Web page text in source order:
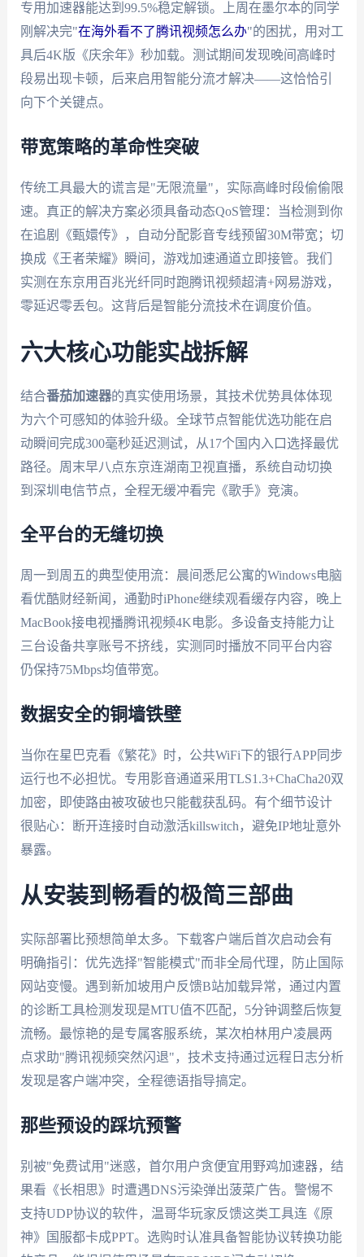
专用加速器能达到99.5%稳定解锁。上周在墨尔本的同学
刚解决完"在海外看不了腾讯视频怎么办"的困扰，用对工
具后4K版《庆余年》秒加载。测试期间发现晚间高峰时
段易出现卡顿，后来启用智能分流才解决——这恰恰引
向下个关键点。
带宽策略的革命性突破
传统工具最大的谎言是"无限流量"，实际高峰时段偷偷限
速。真正的解决方案必须具备动态QoS管理：当检测到你
在追剧《甄嬛传》，自动分配影音专线预留30M带宽；切
换成《王者荣耀》瞬间，游戏加速通道立即接管。我们
实测在东京用百兆光纤同时跑腾讯视频超清+网易游戏，
零延迟零丢包。这背后是智能分流技术在调度价值。
六大核心功能实战拆解
结合番茄加速器的真实使用场景，其技术优势具体体现
为六个可感知的体验升级。全球节点智能优选功能在启
动瞬间完成300毫秒延迟测试，从17个国内入口选择最优
路径。周末早八点东京连湖南卫视直播，系统自动切换
到深圳电信节点，全程无缓冲看完《歌手》竞演。
全平台的无缝切换
周一到周五的典型使用流：晨间悉尼公寓的Windows电脑
看优酷财经新闻，通勤时iPhone继续观看缓存内容，晚上
MacBook接电视播腾讯视频4K电影。多设备支持能力让
三台设备共享账号不挤线，实测同时播放不同平台内容
仍保持75Mbps均值带宽。
数据安全的铜墙铁壁
当你在星巴克看《繁花》时，公共WiFi下的银行APP同步
运行也不必担忧。专用影音通道采用TLS1.3+ChaCha20双
加密，即使路由被攻破也只能截获乱码。有个细节设计
很贴心：断开连接时自动激活killswitch，避免IP地址意外
暴露。
从安装到畅看的极简三部曲
实际部署比预想简单太多。下载客户端后首次启动会有
明确指引：优先选择"智能模式"而非全局代理，防止国际
网站变慢。遇到新加坡用户反馈B站加载异常，通过内置
的诊断工具检测发现是MTU值不匹配，5分钟调整后恢复
流畅。最惊艳的是专属客服系统，某次柏林用户凌晨两
点求助"腾讯视频突然闪退"，技术支持通过远程日志分析
发现是客户端冲突，全程德语指导搞定。
那些预设的踩坑预警
别被"免费试用"迷惑，首尔用户贪便宜用野鸡加速器，结
果看《长相思》时遭遇DNS污染弹出菠菜广告。警惕不
支持UDP协议的软件，温哥华玩家反馈这类工具连《原
神》国服都卡成PPT。选购时认准具备智能协议转换功能